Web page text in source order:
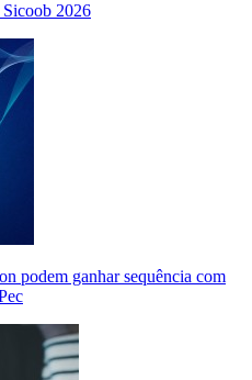
2026
podem ganhar sequência com